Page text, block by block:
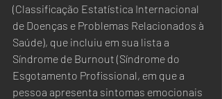
(Classificação Estatística Internacional
de Doenças e Problemas Relacionados à
Saúde), que incluiu em sua lista a
Síndrome de Burnout (Síndrome do
Esgotamento Profissional, em que a
pessoa apresenta sintomas emocionais